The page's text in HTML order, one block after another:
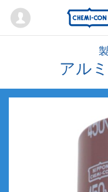
Mypage
アル